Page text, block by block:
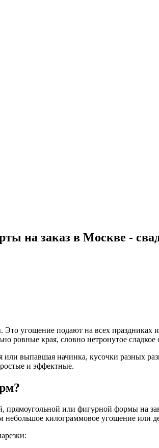
на заказ в Москве -
угощение подают на всех праздниках
ровные края, словно нетронутое
выпавшая начинка, кусочки разных
и эффектные.
прямоугольной или фигурной формы на
килограммовое угощение или